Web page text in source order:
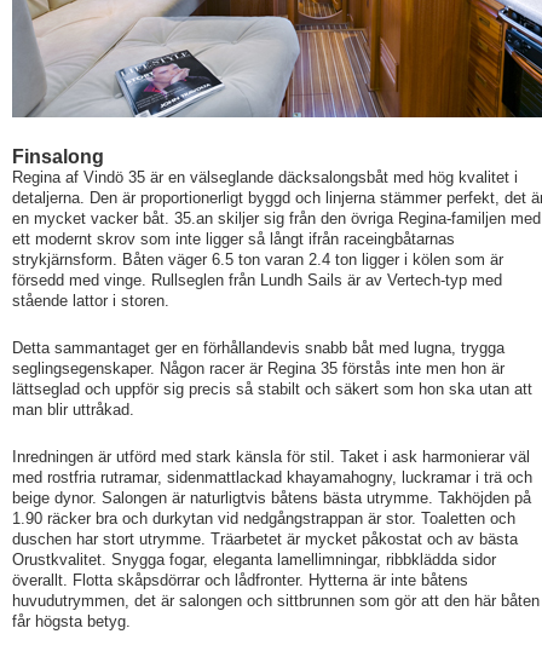
Finsalong
Regina af Vindö 35 är en välseglande däcksalongsbåt med hög kvalitet i
detaljerna. Den är proportionerligt byggd och linjerna stämmer perfekt, det
en mycket vacker båt. 35.an skiljer sig från den övriga Regina-familjen med
ett modernt skrov som inte ligger så långt ifrån raceingbåtarnas
strykjärnsform. Båten väger 6.5 ton varan 2.4 ton ligger i kölen som är
försedd med vinge. Rullseglen från Lundh Sails är av Vertech-typ med
stående lattor i storen.
Detta sammantaget ger en förhållandevis snabb båt med lugna, trygga
seglingsegenskaper. Någon racer är Regina 35 förstås inte men hon är
lättseglad och uppför sig precis så stabilt och säkert som hon ska utan att
man blir uttråkad.
Inredningen är utförd med stark känsla för stil. Taket i ask harmonierar väl
med rostfria rutramar, sidenmattlackad khayamahogny, luckramar i trä och
beige dynor. Salongen är naturligtvis båtens bästa utrymme. Takhöjden på
1.90 räcker bra och durkytan vid nedgångstrappan är stor. Toaletten och
duschen har stort utrymme. Träarbetet är mycket påkostat och av bästa
Orustkvalitet. Snygga fogar, eleganta lamellimningar, ribbklädda sidor
överallt. Flotta skåpsdörrar och lådfronter. Hytterna är inte båtens
huvudutrymmen, det är salongen och sittbrunnen som gör att den här båten
får högsta betyg.